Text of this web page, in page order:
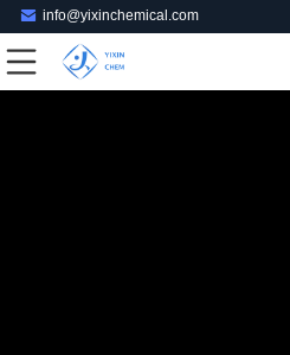
info@yixinchemical.com